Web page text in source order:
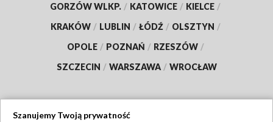
GORZÓW WLKP. / KATOWICE / KIELCE /
KRAKÓW / LUBLIN / ŁÓDŹ / OLSZTYN /
OPOLE / POZNAŃ / RZESZÓW /
SZCZECIN / WARSZAWA / WROCŁAW
Szanujemy Twoją prywatność